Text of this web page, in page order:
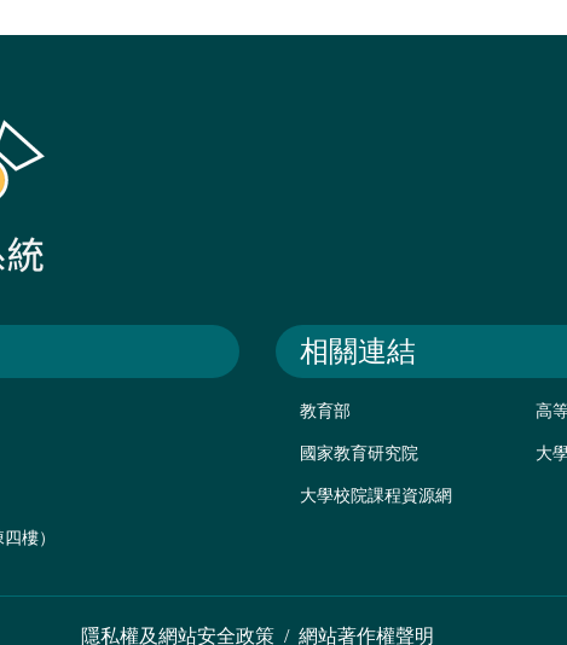
樓）
相關連結
教育部 高
國家教育研究院 大
大學校院課程資源網
隱私權及網站安全政策 / 網站著作權聲明